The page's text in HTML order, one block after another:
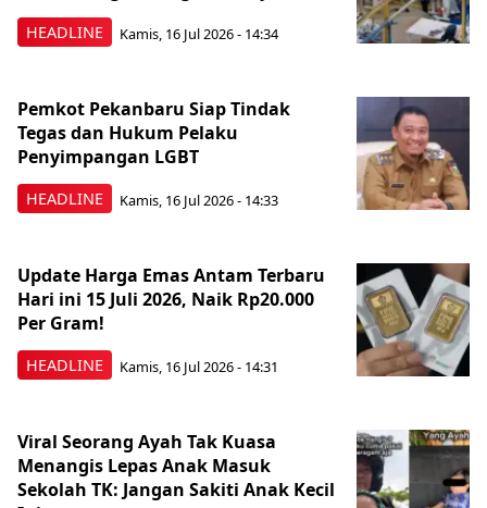
HEADLINE Kamis, 16 Jul 2026 - 14:34
HEADLINE
Pemkot Pekanbaru Siap Tindak
Tegas dan Hukum Pelaku
Penyimpangan LGBT
Kamis, 16 Jul 2026 - 14:33
HEADLINE
Update Harga Emas Antam Terbaru
Hari ini 15 Juli 2026, Naik Rp20.000
Per Gram!
Kamis, 16 Jul 2026 - 14:31
Viral Seorang Ayah Tak Kuasa
Menangis Lepas Anak Masuk
Sekolah TK: Jangan Sakiti Anak Kecil